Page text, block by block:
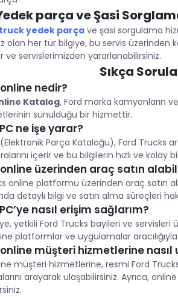
parça ve Şasi
yedek parçave şasi sorgulama
olan her tür bilgiye, bu servis
ve servislerimizden yararlanabilirsiniz.
Sıkça
nedir?
Katalog, Ford marka kamyonların
sunulduğu bir hizmettir.
ne işe yarar?
Parça Kataloğu), Ford Trucks
içerir ve bu bilgilerin hızlı ve kolay
üzerinden araç satın
online platformu üzerinden araç satın
detaylı bilgi ve satın alma süreçleri
nasıl erişim sağlarım?
yetkili Ford Trucks bayileri ve servisleri
platformlar ve uygulamalar
müşteri hizmetlerine nasıl
müşteri hizmetlerine, resmi Ford
arayarak ulaşabilirsiniz. Ayrıca,